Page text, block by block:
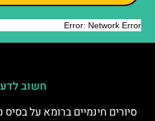
חשוב
סיורים חינמיים ברומא על בסיס